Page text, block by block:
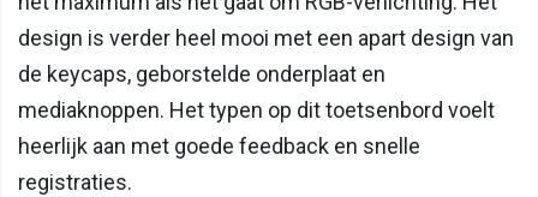
design is verder heel mooi met een apart design van
de keycaps, geborstelde onderplaat en
mediaknoppen. Het typen op dit toetsenbord voelt
heerlijk aan met goede feedback en snelle
registraties.